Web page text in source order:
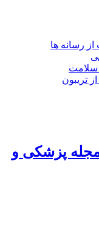
رسانه ها
سلامت
تریبون
پزشکی و